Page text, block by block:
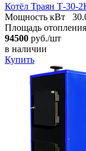
Котёл Траян Т-30-
Мощность кВт
Площадь
94500 руб./шт
в наличии
Купить